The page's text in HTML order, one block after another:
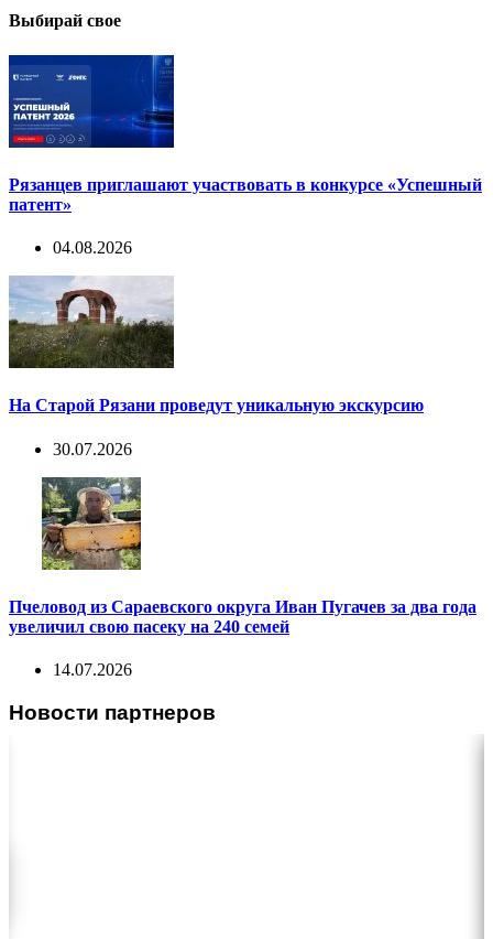
Выбирай свое
Рязанцев приглашают участвовать в конкурсе «Успешный
патент»
04.08.2026
На Старой Рязани проведут уникальную экскурсию
30.07.2026
Пчеловод из Сараевского округа Иван Пугачев за два года
увеличил свою пасеку на 240 семей
14.07.2026
Новости партнеров